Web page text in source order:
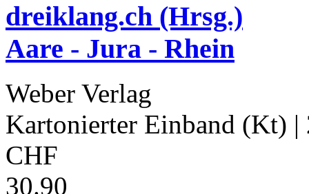
dreiklang.ch (Hrsg.)
Aare - Jura - Rhein
Weber Verlag
Kartonierter Einband (Kt) |
CHF
30.90